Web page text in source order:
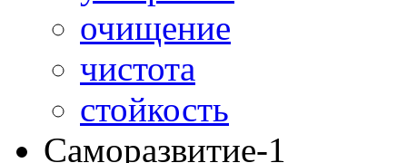
очищение
чистота
стойкость
Саморазвитие-1